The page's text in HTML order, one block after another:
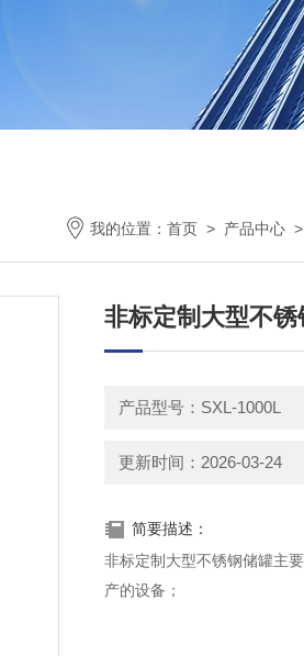
我的位置： 首页 > 产品中心
非标定制大型不锈
产品型号：SXL-1000L
更新时间：2026-03-24
简要描述：
非标定制大型不锈钢储罐主
产的设备；